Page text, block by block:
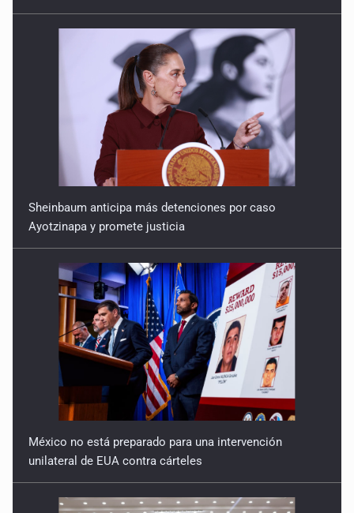
Sheinbaum anticipa más detenciones por caso
Ayotzinapa y promete justicia
México no está preparado para una intervención
unilateral de EUA contra cárteles